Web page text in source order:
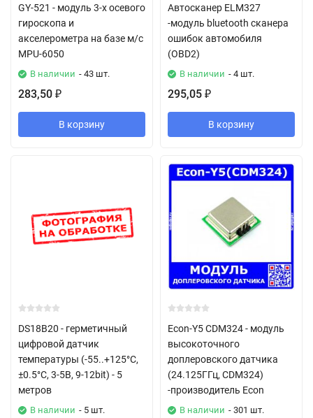
GY-521 - модуль 3-х осевого
гироскопа и
акселерометра на базе м/с
MPU-6050
В наличии - 43 шт.
283,50 ₽
В корзину
Автосканер ELM327
-модуль bluetooth сканера
ошибок автомобиля
(OBD2)
В наличии - 4 шт.
295,05 ₽
В корзину
DS18B20 - герметичный
цифровой датчик
температуры (-55..+125°C,
±0.5°C, 3-5В, 9-12bit) - 5
метров
В наличии - 5 шт.
Econ-Y5 CDM324 - модуль
высокоточного
доплеровского датчика
(24.125ГГц, CDM324)
-производитель Econ
В наличии - 301 шт.